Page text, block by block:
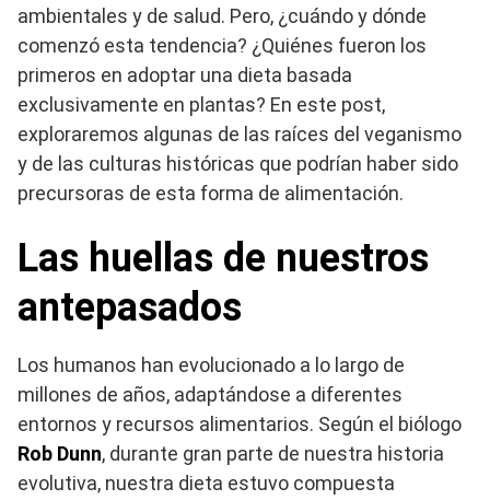
ambientales y de salud. Pero, ¿cuándo y dónde
comenzó esta tendencia? ¿Quiénes fueron los
primeros en adoptar una dieta basada
exclusivamente en plantas? En este post,
exploraremos algunas de las raíces del veganismo
y de las culturas históricas que podrían haber sido
precursoras de esta forma de alimentación.
Las huellas de nuestros
antepasados
Los humanos han evolucionado a lo largo de
millones de años, adaptándose a diferentes
entornos y recursos alimentarios. Según el biólogo
Rob Dunn, durante gran parte de nuestra historia
evolutiva, nuestra dieta estuvo compuesta